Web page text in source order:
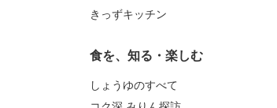
きっずキッチン
食を、知る・楽しむ
しょうゆのすべて